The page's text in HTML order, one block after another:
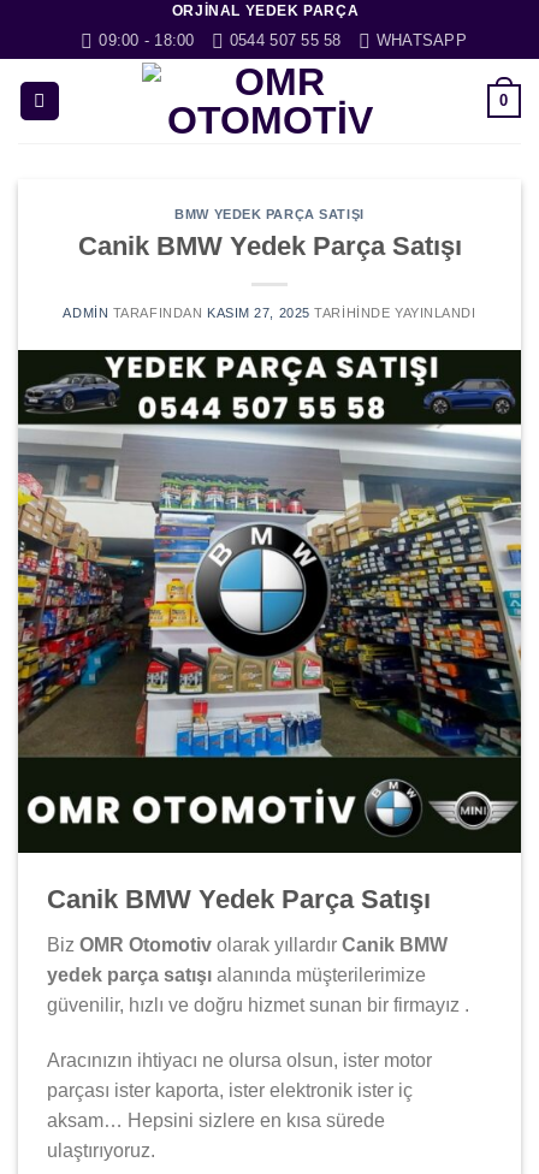
ORJINAL YEDEK PARÇA
09:00 - 18:00 0544 507 55 58 WHATSAPP
0
BMW YEDEK PARÇA SATIŞI
Canik BMW Yedek Parça Satışı
ADMIN TARAFINDAN KASIM 27, 2025 TARIHINDE YAYINLANDI
Canik BMW Yedek Parça Satışı
Biz OMR Otomotiv olarak yıllardır Canik BMW
yedek parça satışı alanında müşterilerimize
güvenilir, hızlı ve doğru hizmet sunan bir firmayız .
Aracınızın ihtiyacı ne olursa olsun, ister motor
parçası ister kaporta, ister elektronik ister iç
aksam… Hepsini sizlere en kısa sürede
ulaştırıyoruz.